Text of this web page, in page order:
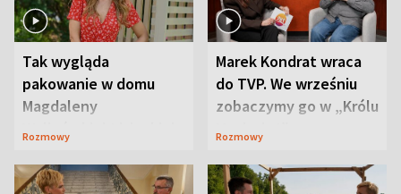
Tak wygląda
pakowanie w domu
Magdaleny
Waligórskiej-Lisieckiej.
Rozmowy
Marek Kondrat wraca
do TVP. We wrześniu
zobaczymy go w „Królu
Maciusiu I”
Rozmowy